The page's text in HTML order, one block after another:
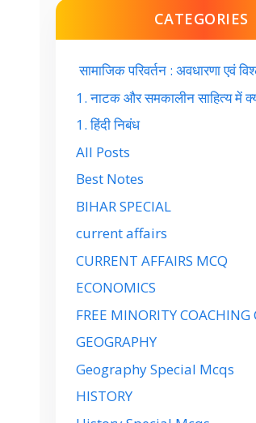
CATEGORIES
सामाजिक परिवर्तन : अवधारणा एवं
1. नाटक और समकालीन साहित्य में
1. हिंदी निबंध
All Posts
Best Notes
BIHAR SPECIAL
current affairs
CURRENT AFFAIRS MCQ
ECONOMICS
FREE MINORITY COACHING
GEOGRAPHY
Geography Special Mcqs
HISTORY